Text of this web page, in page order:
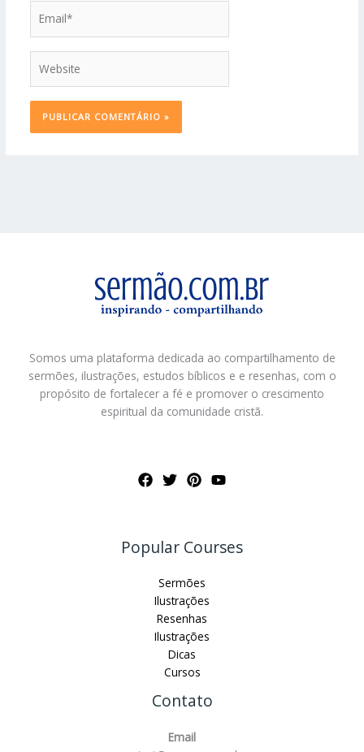
Somos uma plataforma dedicada ao compartilhamento de
sermões, ilustrações, estudos bíblicos e e resenhas, com o
propósito de fortalecer a fé e promover o crescimento
espiritual da comunidade cristã.
Popular Courses
Sermões
Ilustrações
Resenhas
Ilustrações
Dicas
Cursos
Contato
Email